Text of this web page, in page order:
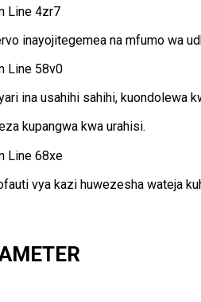
inayojitegemea na mfumo wa
ina usahihi sahihi, kuondolewa
kupangwa kwa urahisi.
vya kazi huwezesha wateja